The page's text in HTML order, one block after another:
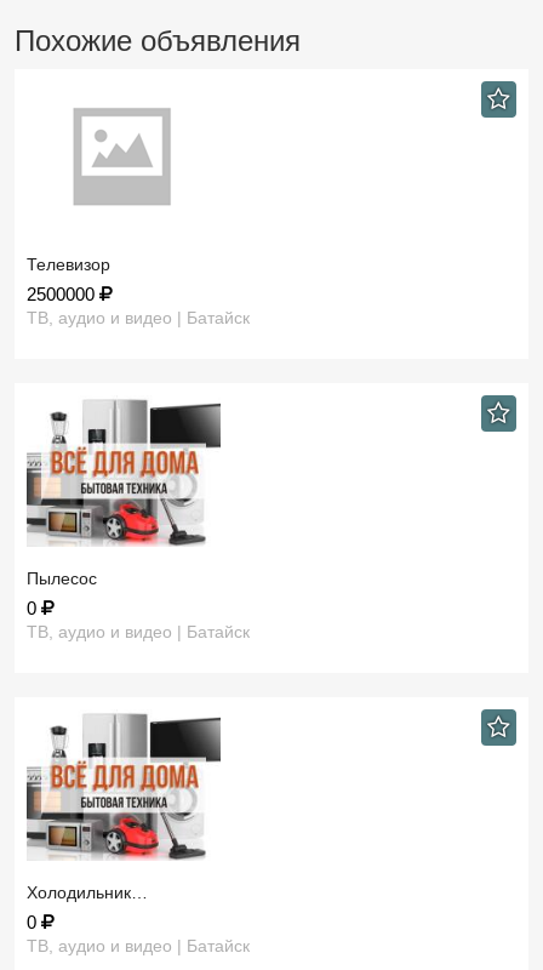
Похожие объявления
Телевизор
2500000
ТВ, аудио и видео | Батайск
Пылесос
0
ТВ, аудио и видео | Батайск
Холодильник…
0
ТВ, аудио и видео | Батайск